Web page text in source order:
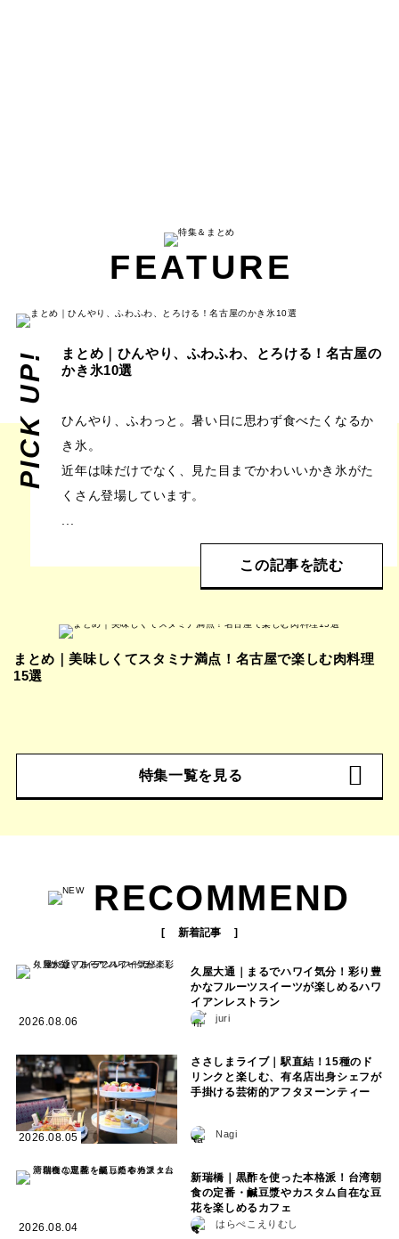
FEATURE
PICK UP!
まとめ｜ひんやり、ふわふわ、とろける！名古屋の
かき氷10選
ひんやり、ふわっと。暑い日に思わず食べたくなるか
き氷。
近年は味だけでなく、見た目までかわいいかき氷がた
くさん登場しています。
この記事を読む
まとめ｜美味しくてスタミナ満点！名古屋で楽しむ肉料理
15選
特集一覧を見る
RECOMMEND
新着記事
2026.08.06
久屋大通｜まるでハワイ気分！彩り豊
かなフルーツスイーツが楽しめるハワ
イアンレストラン
juri
2026.08.05
ささしまライブ｜駅直結！15種のド
リンクと楽しむ、有名店出身シェフが
手掛ける芸術的アフタヌーンティー
Nagi
2026.08.04
新瑞橋｜黒酢を使った本格派！台湾朝
食の定番・鹹豆漿やカスタム自在な豆
花を楽しめるカフェ
はらぺこえりむし